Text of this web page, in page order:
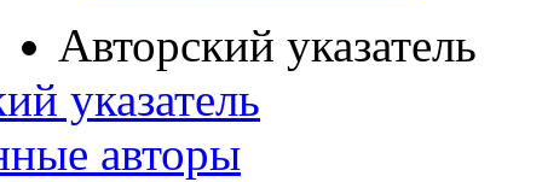
Авторский указатель
указатель
авторы